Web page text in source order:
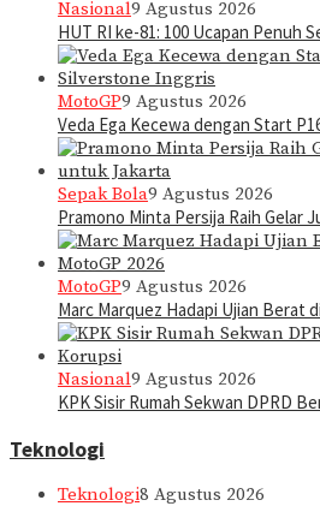
Nasional9 Agustus 2026
HUT RI ke-81: 100 Ucapan Penuh
MotoGP9 Agustus 2026
Veda Ega Kecewa dengan Start
Sepak Bola9 Agustus 2026
Pramono Minta Persija Raih Gelar
MotoGP9 Agustus 2026
Marc Marquez Hadapi Ujian Berat
Nasional9 Agustus 2026
KPK Sisir Rumah Sekwan DPRD
Teknologi
Teknologi8 Agustus 2026